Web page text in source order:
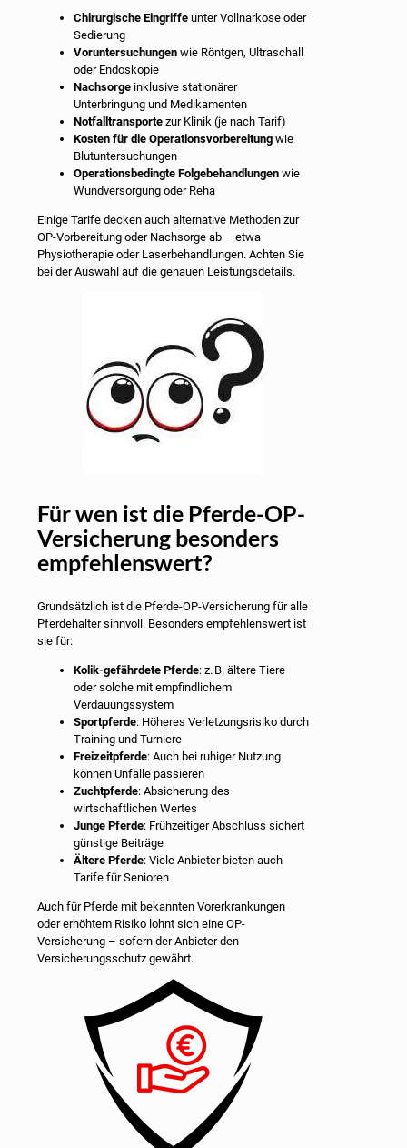
Chirurgische Eingriffe unter Vollnarkose oder
Sedierung
Voruntersuchungen wie Röntgen, Ultraschall
oder Endoskopie
Nachsorge inklusive stationärer
Unterbringung und Medikamenten
Notfalltransporte zur Klinik (je nach Tarif)
Kosten für die Operationsvorbereitung wie
Blutuntersuchungen
Operationsbedingte Folgebehandlungen wie
Wundversorgung oder Reha
Einige Tarife decken auch alternative Methoden zur
OP-Vorbereitung oder Nachsorge ab – etwa
Physiotherapie oder Laserbehandlungen. Achten Sie
bei der Auswahl auf die genauen Leistungsdetails.
Für wen ist die Pferde-OP-
Versicherung besonders
empfehlenswert?
Grundsätzlich ist die Pferde-OP-Versicherung für alle
Pferdehalter sinnvoll. Besonders empfehlenswert ist
sie für:
Kolik-gefährdete Pferde: z. B. ältere Tiere
oder solche mit empfindlichem
Verdauungssystem
Sportpferde: Höheres Verletzungsrisiko durch
Training und Turniere
Freizeitpferde: Auch bei ruhiger Nutzung
können Unfälle passieren
Zuchtpferde: Absicherung des
wirtschaftlichen Wertes
Junge Pferde: Frühzeitiger Abschluss sichert
günstige Beiträge
Ältere Pferde: Viele Anbieter bieten auch
Tarife für Senioren
Auch für Pferde mit bekannten Vorerkrankungen
oder erhöhtem Risiko lohnt sich eine OP-
Versicherung – sofern der Anbieter den
Versicherungsschutz gewährt.